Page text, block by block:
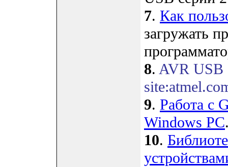
7. Как
загружать
8. AVR USB
9. Работа с
Windows PC
10.